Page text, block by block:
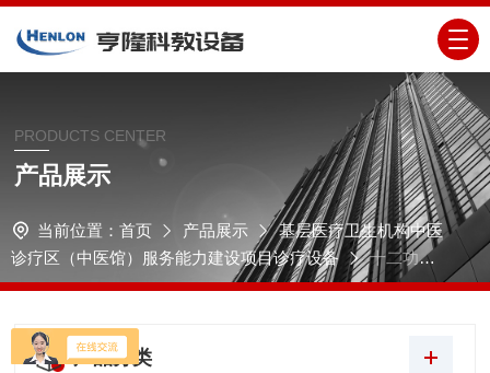
PRODUCTS CENTER
产品展示
当前位置： 首页 产品展示
基层医疗卫生机构中医
诊疗区（中医馆）服务能力建设项目诊疗设备
十二功能
自动煎药机
产品分类